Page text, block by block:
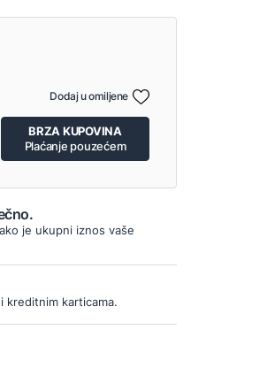
BRZA KUPOVINA
Plaćanje pouzećem
Dodaj u omiljene
je ukupni iznos vaše
kreditnim karticama.